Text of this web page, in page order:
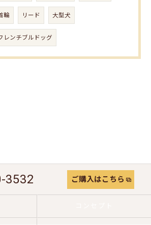
輪 リード 大型犬
レンチブルドッグ
3532 ご購入はこちら